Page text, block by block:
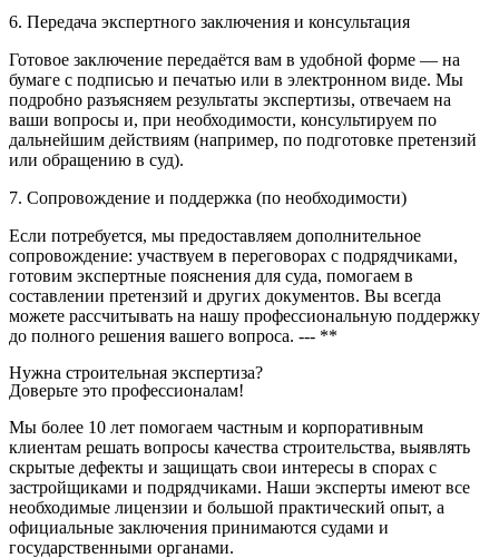
6. Передача экспертного заключения и консультация
Готовое заключение передаётся вам в удобной форме — на
бумаге с подписью и печатью или в электронном виде. Мы
подробно разъясняем результаты экспертизы, отвечаем на
ваши вопросы и, при необходимости, консультируем по
дальнейшим действиям (например, по подготовке претензий
или обращению в суд).
7. Сопровождение и поддержка (по необходимости)
Если потребуется, мы предоставляем дополнительное
сопровождение: участвуем в переговорах с подрядчиками,
готовим экспертные пояснения для суда, помогаем в
составлении претензий и других документов. Вы всегда
можете рассчитывать на нашу профессиональную поддержку
до полного решения вашего вопроса. --- **
Нужна строительная экспертиза?
Доверьте это профессионалам!
Мы более 10 лет помогаем частным и корпоративным
клиентам решать вопросы качества строительства, выявлять
скрытые дефекты и защищать свои интересы в спорах с
застройщиками и подрядчиками. Наши эксперты имеют все
необходимые лицензии и большой практический опыт, а
официальные заключения принимаются судами и
государственными органами.